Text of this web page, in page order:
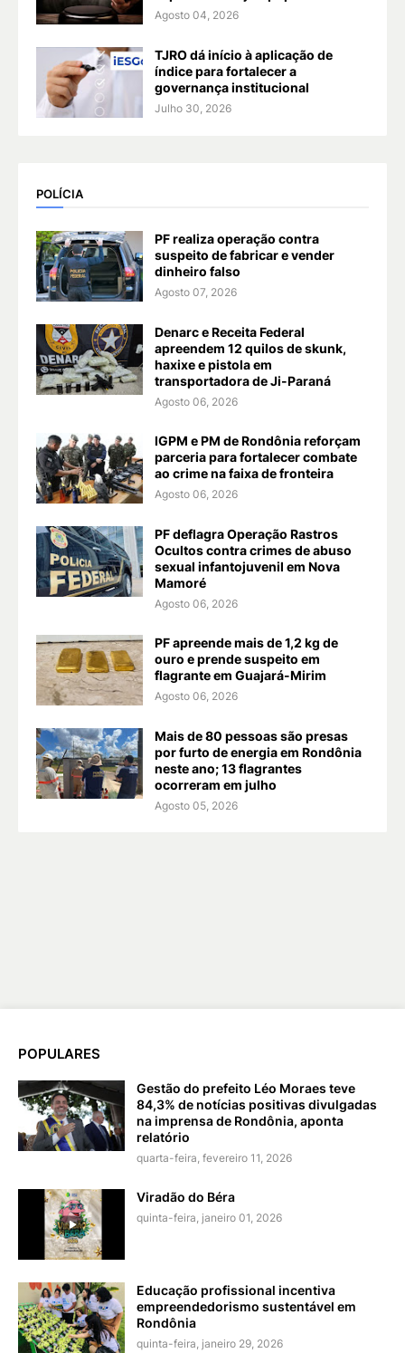
Agosto 04, 2026
TJRO dá início à aplicação de
índice para fortalecer a
governança institucional
Julho 30, 2026
POLÍCIA
PF realiza operação contra
suspeito de fabricar e vender
dinheiro falso
Agosto 07, 2026
Denarc e Receita Federal
apreendem 12 quilos de skunk,
haxixe e pistola em
transportadora de Ji-Paraná
Agosto 06, 2026
IGPM e PM de Rondônia reforçam
parceria para fortalecer combate
ao crime na faixa de fronteira
Agosto 06, 2026
PF deflagra Operação Rastros
Ocultos contra crimes de abuso
sexual infantojuvenil em Nova
Mamoré
Agosto 06, 2026
PF apreende mais de 1,2 kg de
ouro e prende suspeito em
flagrante em Guajará-Mirim
Agosto 06, 2026
Mais de 80 pessoas são presas
por furto de energia em Rondônia
neste ano; 13 flagrantes
ocorreram em julho
Agosto 05, 2026
POPULARES
Gestão do prefeito Léo Moraes teve
84,3% de notícias positivas divulgadas
na imprensa de Rondônia, aponta
relatório
quarta-feira, fevereiro 11, 2026
Viradão do Béra
quinta-feira, janeiro 01, 2026
Educação profissional incentiva
empreendedorismo sustentável em
Rondônia
quinta-feira, janeiro 29, 2026